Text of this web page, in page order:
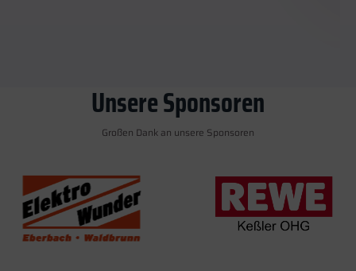
Unsere Sponsoren
Großen Dank an unsere Sponsoren